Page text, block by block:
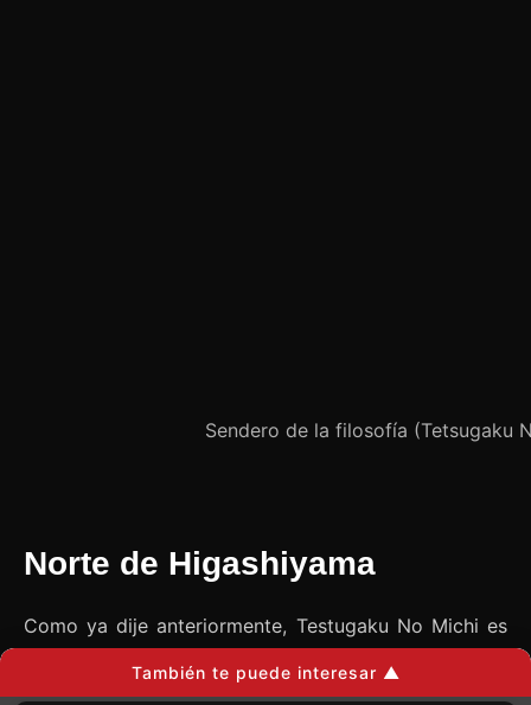
Sendero de la filosofía (Tetsugaku
Norte de Higashiyama
Como ya dije anteriormente, Testugaku No Michi es
y puede recorrerse a ritmo tranquilo en
También te puede interesar ▲